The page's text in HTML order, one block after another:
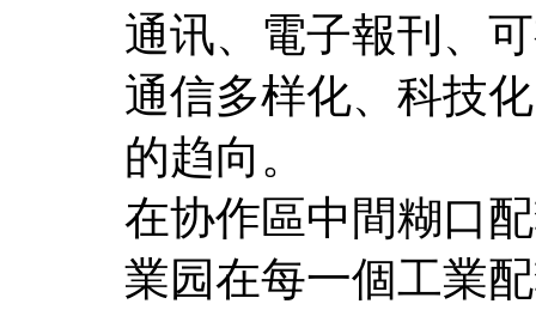
通讯、電子報刊、
通信多样化、科技
的趋向。
在协作區中間糊口
業园在每一個工業